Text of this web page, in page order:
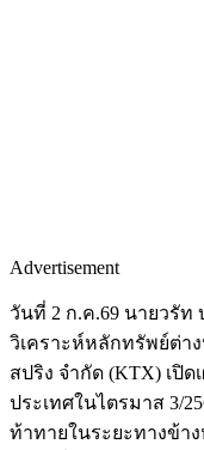
Advertisement
วันที่ 2 ก.ค.69 นายวรัท
วิเคราะห์หลักทรัพย์ต่า
สปริง จำกัด (KTX) เปิ
ประเทศในไตรมาส 3/
ท้าทายในระยะทางข้าง